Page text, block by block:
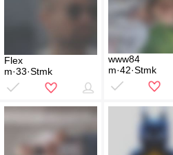
Flex
m·33·Stmk
www84
m·42·Stmk